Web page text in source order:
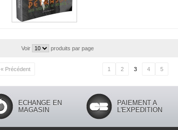
Voir produits par page
« Précédent 1 2 3 4 5
ECHANGE EN
MAGASIN
PAIEMENT A
L'EXPEDITION